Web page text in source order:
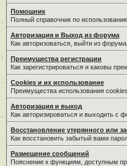
Помощник
Полный справочник по
Авторизация и Выход из форума
Как авторизоваться, выйти из
Преимущества регистрации
Как зарегистрироваться и каковы
Cookies и их использование
Преимущества использования
Авторизация и выход
Как авторизироваться и выходить с
Восстановление утерянного или
Как восстановить забытый вами
Размещение сообщений
Пояснение к функциям, доступным